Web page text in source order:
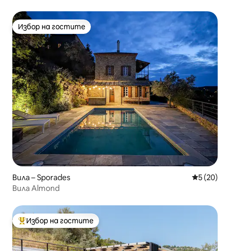
Избор на гостите
Избор на гостите
Вила – Sporades Средна
5 (20)
Вила Almond
Най-популярен избор на гостите
Избор на гостите